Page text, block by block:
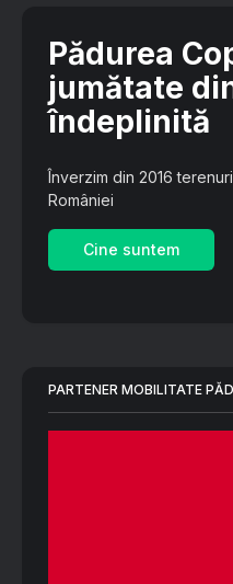
Pădurea
jumătate
îndeplinită
Înverzim din 2016
României
Cine suntem
PARTENER MOBILITATE